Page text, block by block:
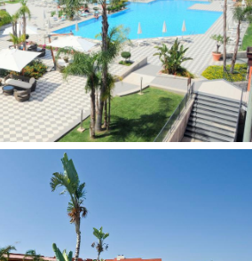
mokestį
mokestį
baseinu su sūkurine vonia - nuo 14
mokestį)
mokestį
(2 teniso kortai)
(pirties procedūros) už
nemokamai